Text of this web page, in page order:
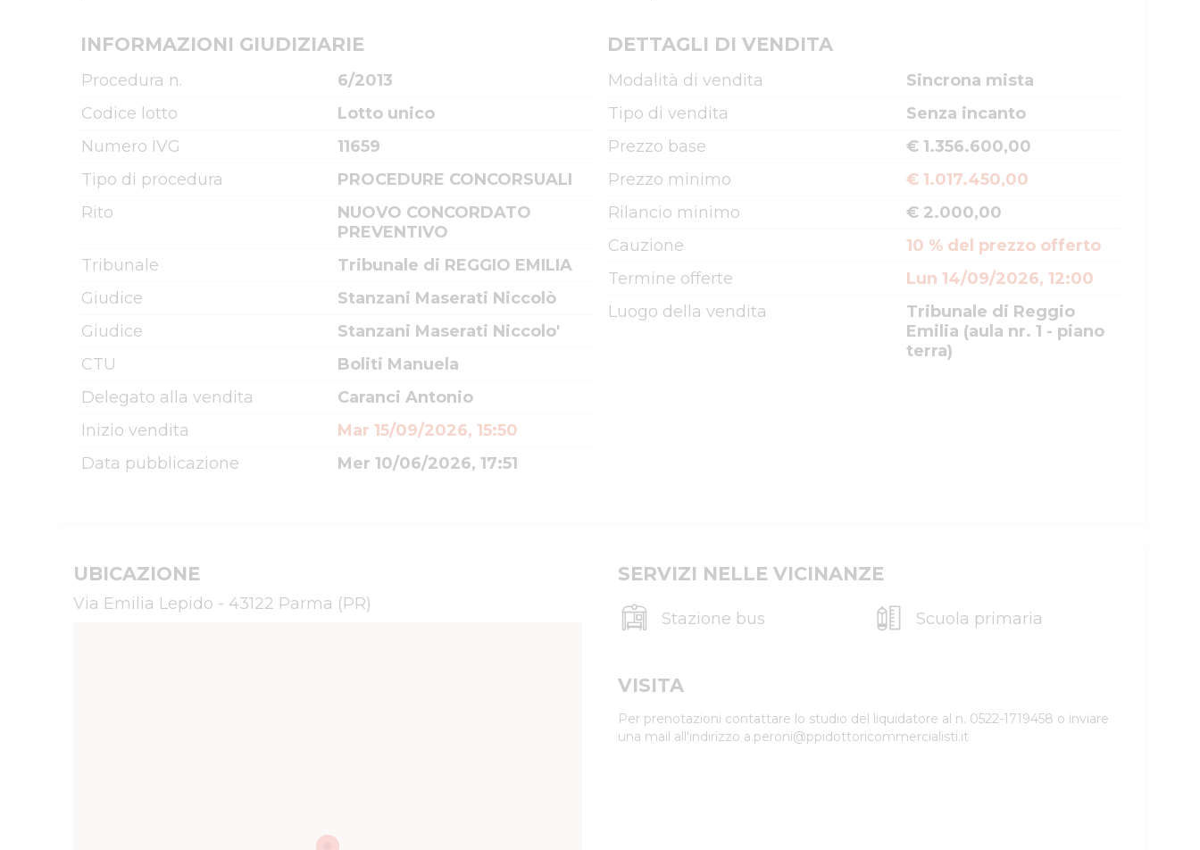
INFORMAZIONI GIUDIZIARIE
Procedura n.
6/2013
Codice lotto
Lotto unico
Numero IVG
11659
Tipo di procedura
PROCEDURE CONCORSUALI
Rito
NUOVO CONCORDATO
PREVENTIVO
Tribunale
Tribunale di REGGIO EMILIA
Giudice
Stanzani Maserati Niccolò
Giudice
Stanzani Maserati Niccolo'
CTU
Boliti Manuela
Delegato alla vendita
Caranci Antonio
Inizio vendita
Mar 15/09/2026, 15:50
Data pubblicazione
Mer 10/06/2026, 17:51
DETTAGLI DI VENDITA
Modalità di vendita
Sincrona mista
Tipo di vendita
Senza incanto
Prezzo base
€ 1.356.600,00
Prezzo minimo
€ 1.017.450,00
Rilancio minimo
€ 2.000,00
Cauzione
10 % del prezzo offerto
Termine offerte
Lun 14/09/2026, 12:00
Luogo della vendita
Tribunale di Reggio
Emilia (aula nr. 1 - piano
terra)
UBICAZIONE
Via Emilia Lepido - 43122 Parma (PR)
SERVIZI NELLE VICINANZE
Stazione bus Scuola primaria
VISITA
Per prenotazioni contattare lo studio del liquidatore al n. 0522-1719458 o inviare
una mail all'indirizzo a.peroni@ppidottoricommercialisti.it